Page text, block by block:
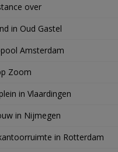
over
in Oud Gastel
Amsterdam
Zoom
in Vlaardingen
in Nijmegen
in Rotterdam